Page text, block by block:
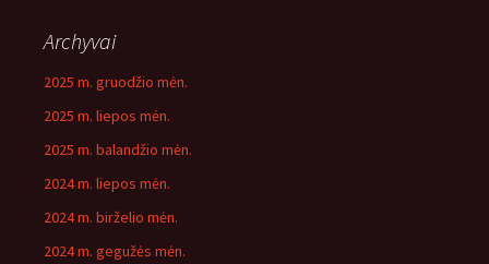
Archyvai
2025 m. gruodžio mėn.
2025 m. liepos mėn.
2025 m. balandžio mėn.
2024 m. liepos mėn.
2024 m. birželio mėn.
2024 m. gegužės mėn.